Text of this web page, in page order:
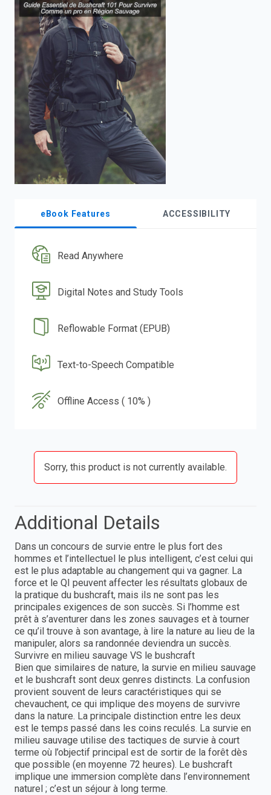
eBook Features ACCESSIBILITY
Read Anywhere
Digital Notes and Study Tools
Reflowable Format (EPUB)
Text-to-Speech Compatible
Offline Access ( 10% )
Sorry, this product is not currently available.
Additional Details
Dans un concours de survie entre le plus fort des
hommes et l’intellectuel le plus intelligent, c’est celui qui
est le plus adaptable au changement qui va gagner. La
force et le QI peuvent affecter les résultats globaux de
la pratique du bushcraft, mais ils ne sont pas les
principales exigences de son succès. Si l’homme est
prêt à s’aventurer dans les zones sauvages et à tourner
ce qu’il trouve à son avantage, à lire la nature au lieu de la
manipuler, alors sa randonnée deviendra un succès.
Survivre en milieu sauvage VS le bushcraft
Bien que similaires de nature, la survie en milieu sauvage
et le bushcraft sont deux genres distincts. La confusion
provient souvent de leurs caractéristiques qui se
chevauchent, ce qui implique des moyens de survivre
dans la nature. La principale distinction entre les deux
est le temps passé dans les coins reculés. La survie en
milieu sauvage utilise des tactiques de survie à court
terme où l’objectif principal est de sortir de la forêt dès
que possible (en moyenne 72 heures). Le bushcraft
implique une immersion complète dans l’environnement
naturel ; c’est un séjour à long terme.